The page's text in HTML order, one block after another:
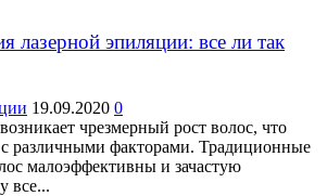
лазерной эпиляции: все ли так
19.09.2020 0
чрезмерный рост волос, что
различными факторами. Традиционные
малоэффективны и зачастую
все...